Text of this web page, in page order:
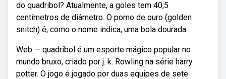
do quadribol? Atualmente, a goles tem 40,5
centímetros de diâmetro. O pomo de ouro (golden
snitch) é, como o nome indica, uma bola dourada.
Web — quadribol é um esporte mágico popular no
mundo bruxo, criado por j. k. Rowling na série harry
potter. O jogo é jogado por duas equipes de sete